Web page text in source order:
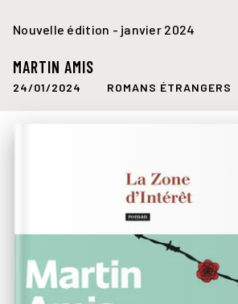
Nouvelle édition - janvier 2024
MARTIN AMIS
24/01/2024 ROMANS ÉTRANGERS